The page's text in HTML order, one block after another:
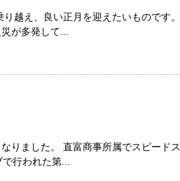
越え、良い正月を迎えたいものです。
が多発して...
りました。 直富商事所属でスピードス
行われた第...